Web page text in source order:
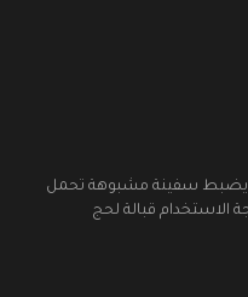
يضبط سفينة مشبوهة تحمل